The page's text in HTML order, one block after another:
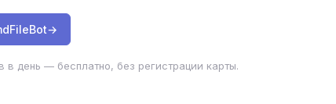
→
в день — бесплатно, без регистрации карты.